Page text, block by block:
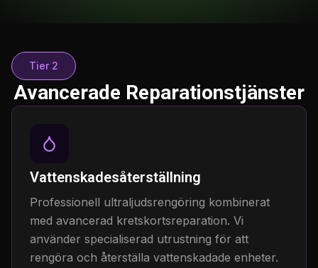
Tier 2
Avancerade Reparationstjänster
Vattenskadesåterställning
Professionell ultraljudsrengöring kombinerat
med avancerad kretskortsreparation. Vi
använder specialiserad utrustning för att
rengöra och återställa vattenskadade enheter.